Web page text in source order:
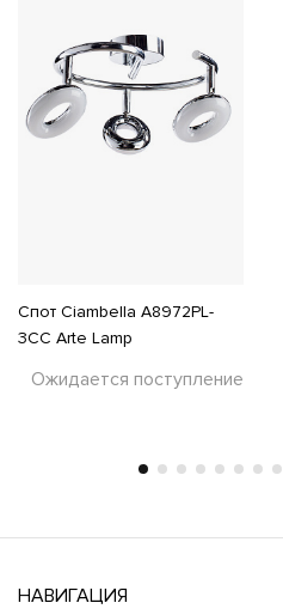
Спот Ciambella A8972PL-
3CC Arte Lamp
Ожидается поступление
НАВИГАЦИЯ